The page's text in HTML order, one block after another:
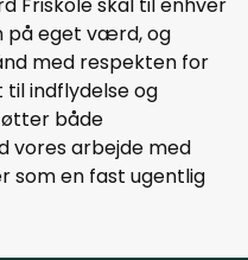
på eget værd, og
med respekten for
indflydelse og
både
vores arbejde med
som en fast ugentlig